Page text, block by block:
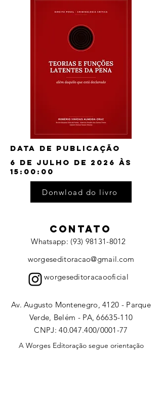
Data de publicação
6 de julho de 2026 às
15:00:00
Donwload do livro
CONTATO
Whatsapp: (93) 98131-8012
worgeseditoracao@gmail.com
worgeseditoracaooficial
Av. Augusto Montenegro, 4120 - Parque
Verde, Belém - PA, 66635-110
CNPJ:40.047.400/0001-77
A Worges Editoração segue orientação